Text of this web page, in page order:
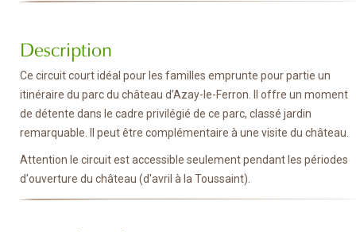
Description
Ce circuit court idéal pour les familles emprunte pour partie un
itinéraire du parc du château d’Azay-le-Ferron. Il offre un moment
de détente dans le cadre privilégié de ce parc, classé jardin
remarquable. Il peut être complémentaire à une visite du château.
Attention le circuit est accessible seulement pendant les périodes
d'ouverture du château (d'avril à la Toussaint).